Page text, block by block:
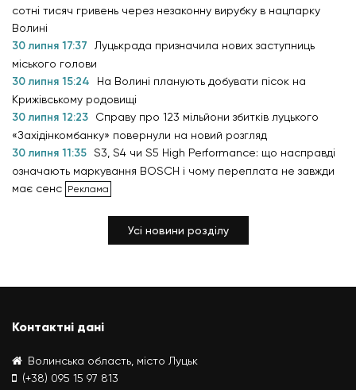
сотні тисяч гривень через незаконну вирубку в нацпарку
Волині
30 липня 17:37
Луцькрада призначила нових заступниць
міського голови
30 липня 15:24
На Волині планують добувати пісок на
Крижівському родовищі
30 липня 12:23
Справу про 123 мільйони збитків луцького
«Західінкомбанку» повернули на новий розгляд
30 липня 11:35 S3, S4 чи S5 High Performance: що насправді
означають маркування BOSCH і чому переплата не завжди
має сенс
Усі новини розділу
Контактні дані
Волинська область, місто Луцьк
(+38) 095 15 97 813